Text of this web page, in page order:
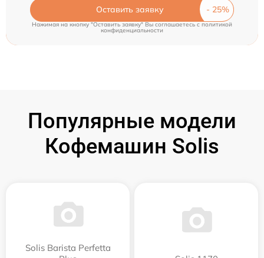
Оставить заявку
Нажимая на кнопку "Оставить заявку" Вы соглашаетесь cполитикой
конфиденциальности
Популярные модели
Кофемашин Solis
Solis Barista Perfetta